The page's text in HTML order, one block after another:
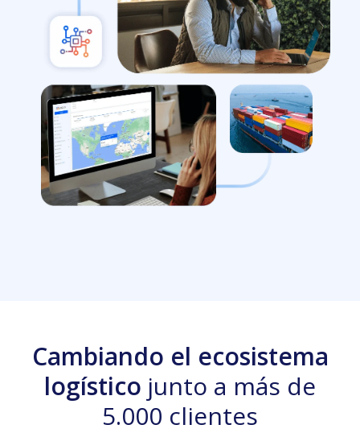
Cambiando el ecosistema
logístico junto a más de
5.000 clientes